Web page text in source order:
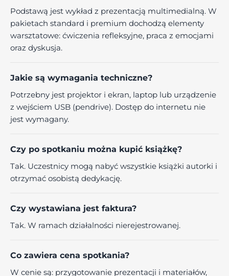
Podstawą jest wykład z prezentacją multimedialną. W
pakietach standard i premium dochodzą elementy
warsztatowe: ćwiczenia refleksyjne, praca z emocjami
oraz dyskusja.
Jakie są wymagania techniczne?
Potrzebny jest projektor i ekran, laptop lub urządzenie
z wejściem USB (pendrive). Dostęp do internetu nie
jest wymagany.
Czy po spotkaniu można kupić książkę?
Tak. Uczestnicy mogą nabyć wszystkie książki autorki i
otrzymać osobistą dedykację.
Czy wystawiana jest faktura?
Tak. W ramach działalności nierejestrowanej.
Co zawiera cena spotkania?
W cenie są: przygotowanie prezentacji i materiałów,